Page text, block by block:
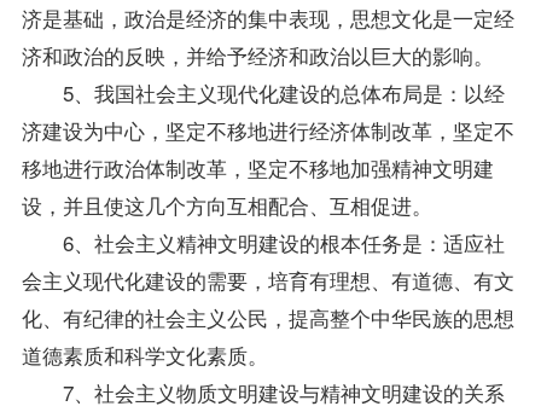
济是基础，政治是经济的集中表现，思想文化是一定经
济和政治的反映，并给予经济和政治以巨大的影响。
5、我国社会主义现代化建设的总体布局是：以经
济建设为中心，坚定不移地进行经济体制改革，坚定不
移地进行政治体制改革，坚定不移地加强精神文明建
设，并且使这几个方向互相配合、互相促进。
6、社会主义精神文明建设的根本任务是：适应社
会主义现代化建设的需要，培育有理想、有道德、有文
化、有纪律的社会主义公民，提高整个中华民族的思想
道德素质和科学文化素质。
7、社会主义物质文明建设与精神文明建设的关系